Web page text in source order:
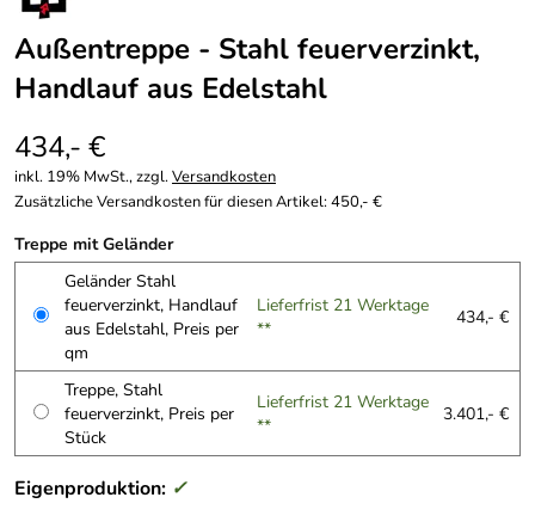
Außentreppe - Stahl feuerverzinkt,
Handlauf aus Edelstahl
434,- €
inkl. 19% MwSt., zzgl.Versandkosten
Zusätzliche Versandkosten für diesen Artikel: 450,- €
Treppe mit Geländer
Geländer Stahl
feuerverzinkt, Handlauf
aus Edelstahl, Preis per
qm
Lieferfrist 21 Werktage
**
434,- €
Treppe, Stahl
feuerverzinkt, Preis per
Stück
Lieferfrist 21 Werktage
**
3.401,- €
Eigenproduktion: ✓